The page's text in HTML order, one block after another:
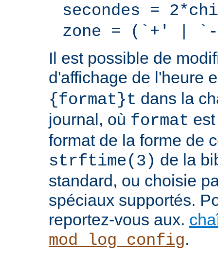
secondes =
zone = (`+' |
Il est possible de
d'affichage de l'heure
{format}t dans la
journal, où format
format de la forme de
strftime(3) de la
standard, ou choisie
spéciaux supportés.
reportez-vous aux.
mod_log_config.